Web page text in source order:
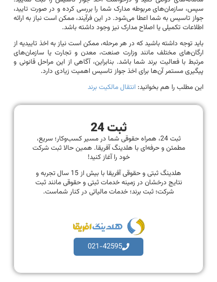
سپس، سازمان‌های مربوطه مدارک شما را بررسی کرده و در صورت تایید،
جواز تاسیس به شما اعطا می‌شود. در این فرآیند، ممکن است نیاز به ارائه
اطلاعات تکمیلی یا اصلاح مدارک نیز وجود داشته باشد.
باید توجه داشته باشید که در هر مرحله، ممکن است نیاز به اخذ تاییدیه از
ارگان‌های مختلف مانند وزارت صنعت، معدن و تجارت یا سازمان‌های
مرتبط با فعالیت برند شما باشد. بنابراین، آگاهی از این مراحل قانونی و
پیگیری مستمر آن‌ها برای اخذ جواز تاسیس اهمیت زیادی دارد.
این مطلب را هم بخوانید: انتقال مالکیت برند
ثبت 24
ثبت 24، همراه حقوقی شما در مسیر کسب‌وکار؛ سریع،
مطمئن و حرفه‌ای با هلدینگ آفریقا. همین حالا ثبت شرکت
خود را آغاز کنید!
هلدینگ ثبتی و حقوقی آفریقا با بیش از 15 سال تجربه و
نتایج درخشان در زمینه خدمات ثبتی و حقوقی مانند ثبت
شرکت؛ ثبت برند؛ خدمات مالیاتی در کنار شماست.
021-42595